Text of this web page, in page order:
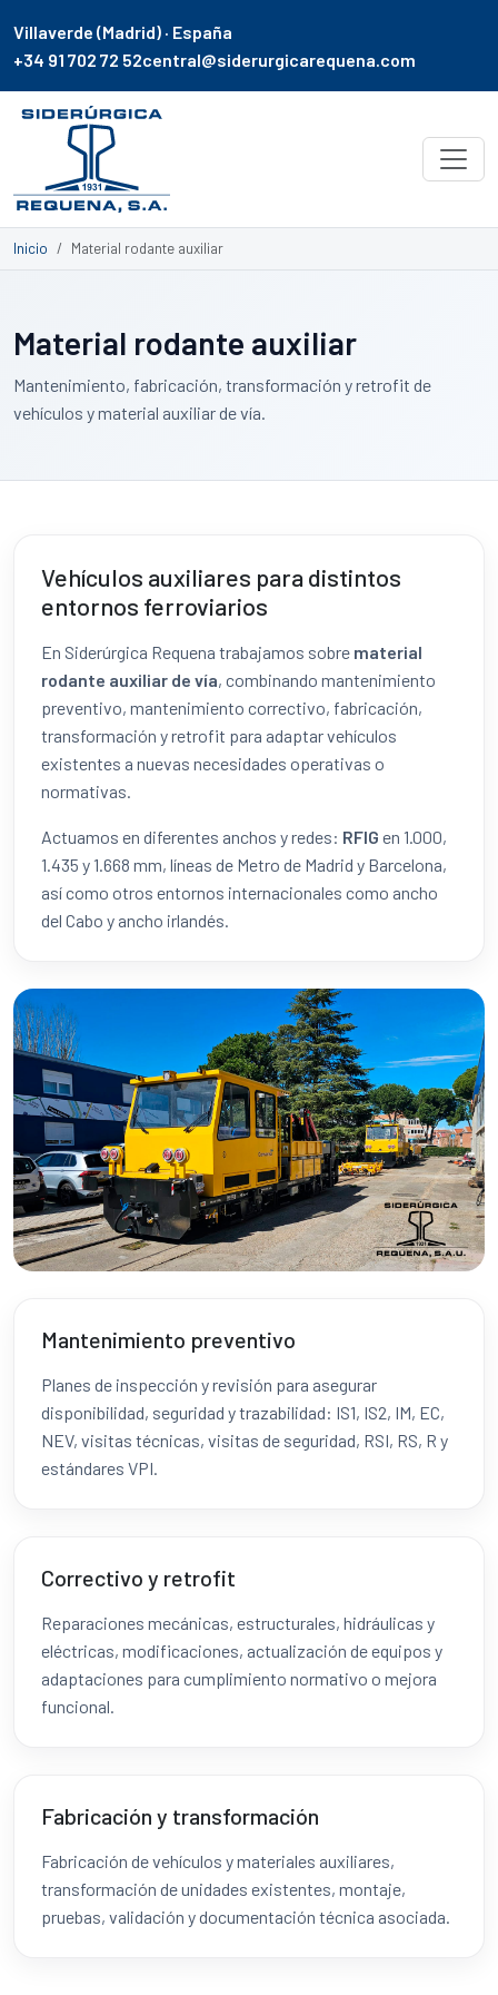
Villaverde (Madrid) · España
+34 91 702 72 52central@siderurgicarequena.com
Inicio Material rodante auxiliar
Material rodante auxiliar
Mantenimiento, fabricación, transformación y retrofit de
vehículos y material auxiliar de vía.
Vehículos auxiliares para distintos
entornos ferroviarios
En Siderúrgica Requena trabajamos sobre material
rodante auxiliar de vía, combinando mantenimiento
preventivo, mantenimiento correctivo, fabricación,
transformación y retrofit para adaptar vehículos
existentes a nuevas necesidades operativas o
normativas.
Actuamos en diferentes anchos y redes: RFIG en 1.000,
1.435 y 1.668 mm, líneas de Metro de Madrid y Barcelona,
así como otros entornos internacionales como ancho
del Cabo y ancho irlandés.
Mantenimiento preventivo
Planes de inspección y revisión para asegurar
disponibilidad, seguridad y trazabilidad: IS1, IS2, IM, EC,
NEV, visitas técnicas, visitas de seguridad, RSI, RS, R y
estándares VPI.
Correctivo y retrofit
Reparaciones mecánicas, estructurales, hidráulicas y
eléctricas, modificaciones, actualización de equipos y
adaptaciones para cumplimiento normativo o mejora
funcional.
Fabricación y transformación
Fabricación de vehículos y materiales auxiliares,
transformación de unidades existentes, montaje,
pruebas, validación y documentación técnica asociada.